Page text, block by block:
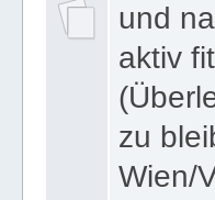
und
aktiv
zu